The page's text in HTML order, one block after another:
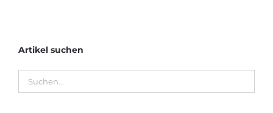
Artikel suchen